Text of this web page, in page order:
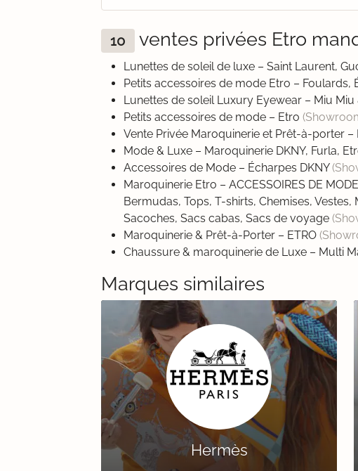
10 ventes privées Etro
Lunettes de soleil de luxe – Saint Laurent,
Petits accessoires de mode Etro – Foulards,
Lunettes de soleil Luxury Eyewear – Miu Miu
Petits accessoires de mode – Etro
Vente Privée Maroquinerie et Prêt-à-porter –
Mode & Luxe – Maroquinerie DKNY, Furla,
Accessoires de Mode – Écharpes DKNY
Maroquinerie Etro – ACCESSOIRES DE
Bermudas, Tops, T-shirts, Chemises,
Sacoches, Sacs cabas, Sacs de voyage
Maroquinerie & Prêt-à-Porter – ETRO
Chaussure & maroquinerie de Luxe – Multi
Marques similaires
Hermès